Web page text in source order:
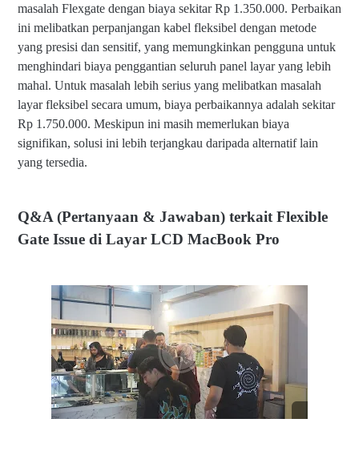
masalah Flexgate dengan biaya sekitar Rp 1.350.000. Perbaikan
ini melibatkan perpanjangan kabel fleksibel dengan metode
yang presisi dan sensitif, yang memungkinkan pengguna untuk
menghindari biaya penggantian seluruh panel layar yang lebih
mahal. Untuk masalah lebih serius yang melibatkan masalah
layar fleksibel secara umum, biaya perbaikannya adalah sekitar
Rp 1.750.000. Meskipun ini masih memerlukan biaya
signifikan, solusi ini lebih terjangkau daripada alternatif lain
yang tersedia.
Q&A (Pertanyaan & Jawaban) terkait Flexible
Gate Issue di Layar LCD MacBook Pro
Fl
xi
bl
e
at
e
Is
u
y
ac
Pr